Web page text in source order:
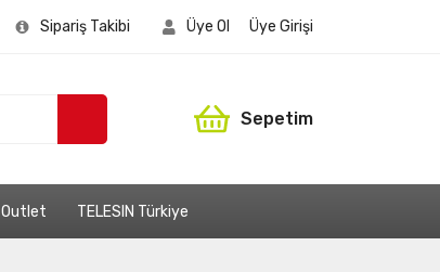
Sipariş Takibi Üye Ol Üye Girişi
Sepetim
Outlet TELESIN Türkiye